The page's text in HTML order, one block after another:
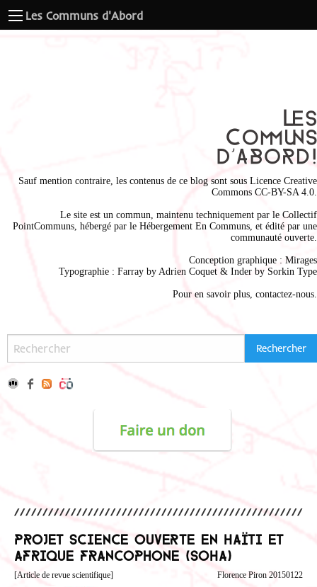
Les Communs d'Abord
Sauf mention contraire, les contenus de ce blog sont sous Licence Creative
Commons CC-BY-SA 4.0
Le site est un commun, maintenu techniquement par le Collectif
PointCommuns , hébergé par le Hébergement En Communs , et édité par une
communauté ouverte.
Conception graphique : Mirages
Typographie : Farray by Adrien Coquet & Inder by Sorkin Type
Pour en savoir plus, contactez-nous
Projet Science ouverte en Haïti et
Afrique francophone (SOHA)
[Article de revue scientifique] Florence Piron 20150122